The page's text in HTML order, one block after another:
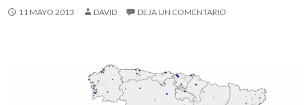
11 MAYO 2013 DAVID DEJA UN COMENTARIO